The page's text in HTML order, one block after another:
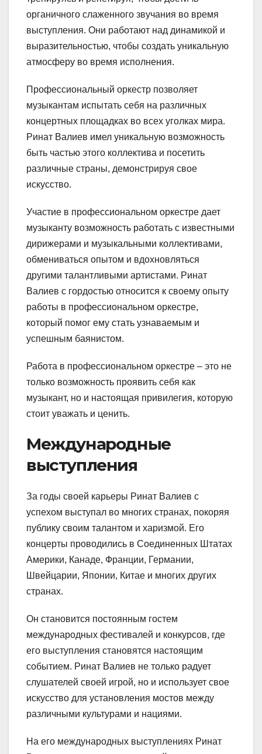
органичного слаженного звучания во время
выступления. Они работают над динамикой и
выразительностью, чтобы создать уникальную
атмосферу во время исполнения.
Профессиональный оркестр позволяет
музыкантам испытать себя на различных
концертных площадках во всех уголках мира.
Ринат Валиев имел уникальную возможность
быть частью этого коллектива и посетить
различные страны, демонстрируя свое
искусство.
Участие в профессиональном оркестре дает
музыканту возможность работать с известными
дирижерами и музыкальными коллективами,
обмениваться опытом и вдохновляться
другими талантливыми артистами. Ринат
Валиев с гордостью относится к своему опыту
работы в профессиональном оркестре,
который помог ему стать узнаваемым и
успешным баянистом.
Работа в профессиональном оркестре – это не
только возможность проявить себя как
музыкант, но и настоящая привилегия, которую
стоит уважать и ценить.
Международные
выступления
За годы своей карьеры Ринат Валиев с
успехом выступал во многих странах, покоряя
публику своим талантом и харизмой. Его
концерты проводились в Соединенных Штатах
Америки, Канаде, Франции, Германии,
Швейцарии, Японии, Китае и многих других
странах.
Он становится постоянным гостем
международных фестивалей и конкурсов, где
его выступления становятся настоящим
событием. Ринат Валиев не только радует
слушателей своей игрой, но и использует свое
искусство для установления мостов между
различными культурами и нациями.
На его международных выступлениях Ринат